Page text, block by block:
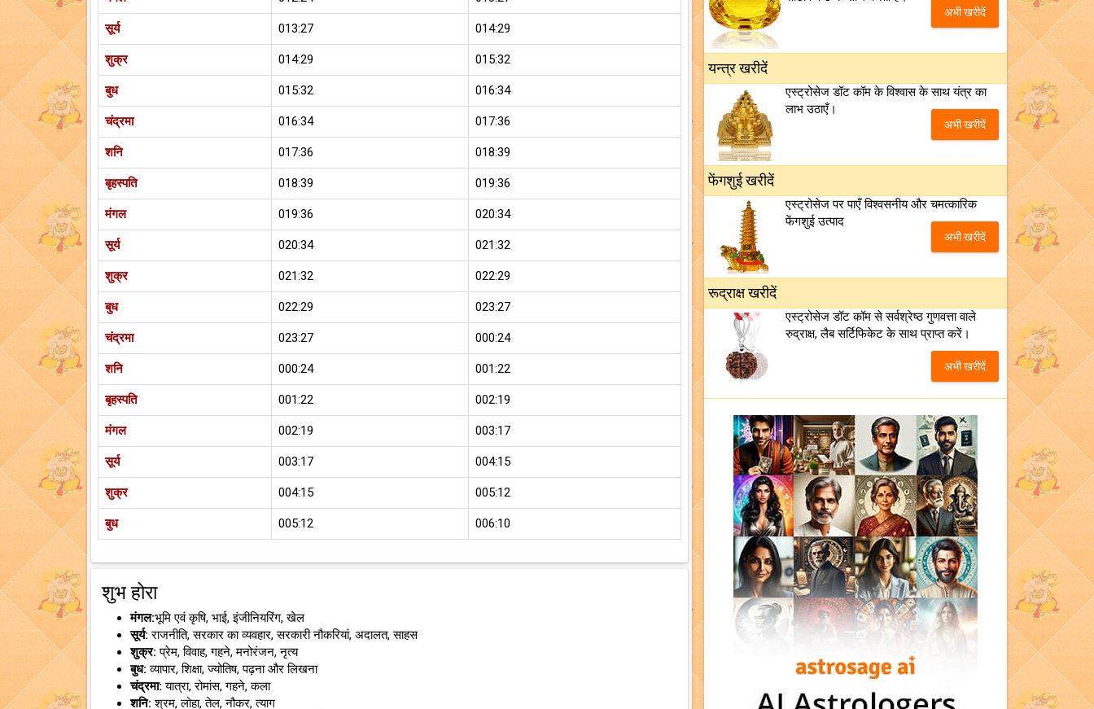
सूर्य 013:27 014:29
शुक्र 014:29 015:32
बुध 015:32 016:34
चंद्रमा 016:34 017:36
शनि 017:36 018:39
बृहस्पति 018:39 019:36
मंगल 019:36 020:34
सूर्य 020:34 021:32
शुक्र 021:32 022:29
बुध 022:29 023:27
चंद्रमा 023:27 000:24
शनि 000:24 001:22
बृहस्पति 001:22 002:19
मंगल 002:19 003:17
सूर्य 003:17 004:15
शुक्र 004:15 005:12
बुध 005:12 006:10
शुभ होरा
मंगल:भूमि एवं कृषि, भाई, इंजीनियरिंग, खेल
सूर्य: राजनीति, सरकार का व्यवहार, सरकारी नौकरियां, अदालत, साहस
शुक्र: प्रेम, विवाह, गहने, मनोरंजन, नृत्य
बुध: व्यापार, शिक्षा, ज्योतिष, पढ़ना और लिखना
चंद्रमा: यात्रा, रोमांस, गहने, कला
शनि: श्रम, लोहा, तेल, नौकर, त्याग
शनि साढ़े साती और ढैय्या से परेशान हैं? शनि कृपा के लिए अवश्य करें शनिवार व्रत!
अभी खरीदें
यन्त्र खरीदें
एस्ट्रोसेज डॉट कॉम के विश्वास के साथ यंत्र का
लाभ उठाएँ।
अभी खरीदें
फेंगशुई खरीदें
एस्ट्रोसेज पर पाएँ विश्वसनीय और चमत्कारिक
फेंगशुई उत्पाद
अभी खरीदें
रूद्राक्ष खरीदें
एस्ट्रोसेज डॉट कॉम से सर्वश्रेष्ठ गुणवत्ता वाले
रुद्राक्ष, लैब सर्टिफिकेट के साथ प्राप्त करें।
अभी खरीदें